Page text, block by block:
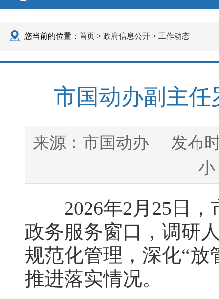
您当前的位置： 首页 > 政府信息公开 > 工作动态
市国动办副主
来源： 市国动办发布时
小
2026年2月25日，
政务服务窗口，调研
规范化管理，深化“
推进落实情况。